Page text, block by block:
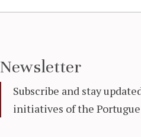
Newsletter
Subscribe and stay
initiatives of the